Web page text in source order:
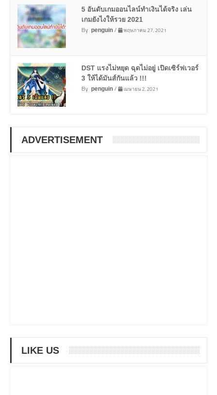
5 อันดับเกมออนไลน์ทำเงินได้จริง เล่น
เกมยังไงให้รวย 2021
By penguin/ พฤษภาคม 27, 2021
DST แรงไม่หยุด ฉุดไม่อยู่ เปิดเซิร์ฟเวอร์
3 ให้ได้มันส์กันแล้ว !!!
By penguin/ เมษายน 2, 2021
ADVERTISEMENT
LIKE US